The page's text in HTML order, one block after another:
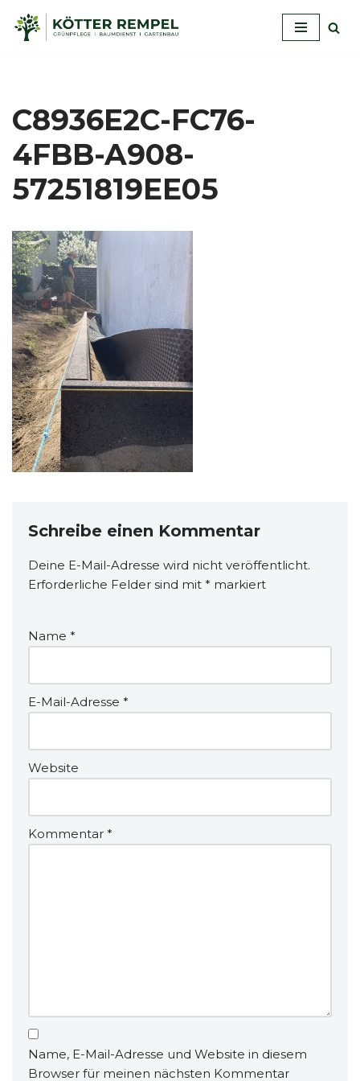
Zum
C8936E2C-FC76-
4FBB-A908-
57251819EE05
Schreibe einen Kommentar
Deine E-Mail-Adresse wird nicht veröffentlicht.
Erforderliche Felder sind mit * markiert
Name *
E-Mail-Adresse *
Website
Kommentar *
Name, E-Mail-Adresse und Website in diesem
Browser für meinen nächsten Kommentar